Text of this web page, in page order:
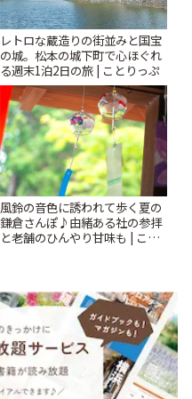
レトロな蔵造りの街並みと国宝
の城。松本の城下町で心ほぐれ
る週末1泊2日の旅 | ことりっぷ
風鈴の音色に誘われて歩く夏の
鎌倉さんぽ♪由緒ある社の参拝
と老舗のひんやり甘味も | こと